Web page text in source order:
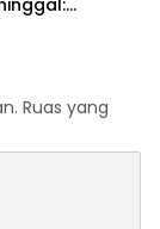
Ruas yang